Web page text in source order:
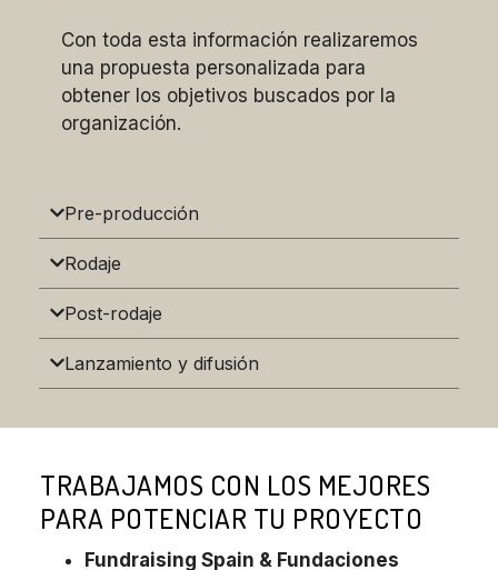
Con toda esta información realizaremos
una propuesta personalizada para
obtener los objetivos buscados por la
organización.
Pre-producción
Rodaje
Post-rodaje
Lanzamiento y difusión
TRABAJAMOS CON LOS MEJORES
PARA POTENCIAR TU PROYECTO
Fundraising Spain & Fundaciones